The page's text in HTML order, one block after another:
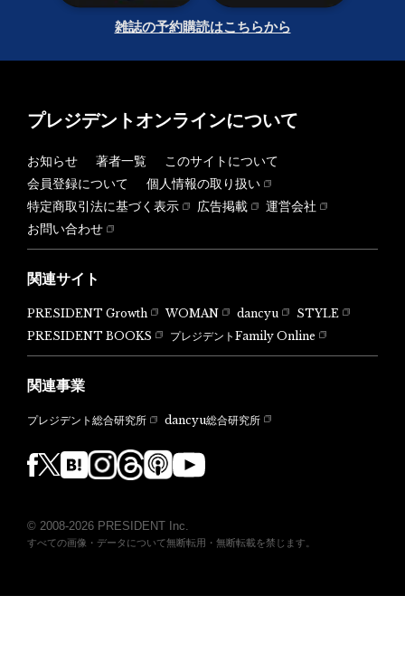
雑誌の予約購読はこちらから
プレジデントオンラインについて
お知らせ 著者一覧
このサイトについて
会員登録について
個人情報の取り扱い
特定商取引法に基づく表示
広告掲載
運営会社
お問い合わせ
関連サイト
PRESIDENT Growth WOMAN dancyu
STYLE
PRESIDENT BOOKS
プレジデントFamily Online
関連事業
プレジデント総合研究所 dancyu総合研究所
© 2008-2026 PRESIDENT Inc.
すべての画像・データについて無断転用・無断転載を禁じます。